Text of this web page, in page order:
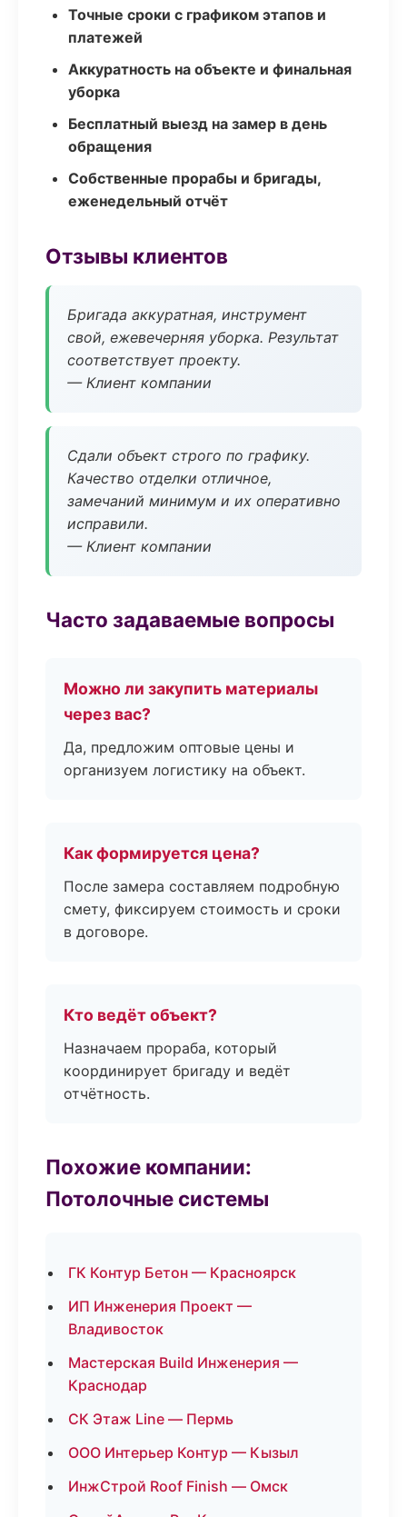
Точные сроки с графиком этапов и
платежей
Аккуратность на объекте и финальная
уборка
Бесплатный выезд на замер в день
обращения
Собственные прорабы и бригады,
еженедельный отчёт
Отзывы клиентов
Бригада аккуратная, инструмент
свой, ежевечерняя уборка. Результат
соответствует проекту.
— Клиент компании
Сдали объект строго по графику.
Качество отделки отличное,
замечаний минимум и их оперативно
исправили.
— Клиент компании
Часто задаваемые вопросы
Можно ли закупить материалы
через вас?
Да, предложим оптовые цены и
организуем логистику на объект.
Как формируется цена?
После замера составляем подробную
смету, фиксируем стоимость и сроки
в договоре.
Кто ведёт объект?
Назначаем прораба, который
координирует бригаду и ведёт
отчётность.
Похожие компании:
Потолочные системы
ГК Контур Бетон — Красноярск
ИП Инженерия Проект —
Владивосток
Мастерская Build Инженерия —
Краснодар
СК Этаж Line — Пермь
ООО Интерьер Контур — Кызыл
ИнжСтрой Roof Finish — Омск